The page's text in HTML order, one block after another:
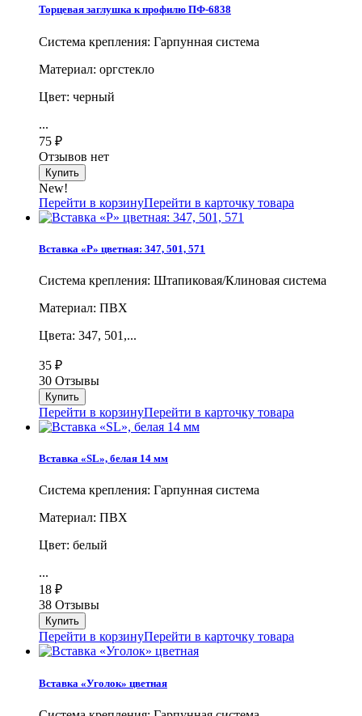
Торцевая заглушка к профилю ПФ-6838
Система крепления: Гарпунная система
Материал: оргстекло
Цвет: черный
...
75 ₽
Отзывов нет
New!
Перейти в корзинуПерейти в карточку товара
Вставка «Р» цветная: 347, 501, 571
Система крепления: Штапиковая/Клиновая система
Материал: ПВХ
Цвета: 347, 501,...
35 ₽
30 Отзывы
Перейти в корзинуПерейти в карточку товара
Вставка «SL», белая 14 мм
Система крепления: Гарпунная система
Материал: ПВХ
Цвет: белый
...
18 ₽
38 Отзывы
Перейти в корзинуПерейти в карточку товара
Вставка «Уголок» цветная